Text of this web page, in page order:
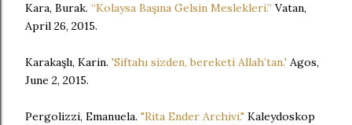
Kara, Burak. “Kolaysa Başına Gelsin Meslekleri.” Vatan,
April 26, 2015.
Karakaşlı, Karin. 'Siftahı sizden, bereketi Allah’tan.' Agos,
June 2, 2015.
Pergolizzi, Emanuela. "Rita Ender Archivi." Kaleydoskop